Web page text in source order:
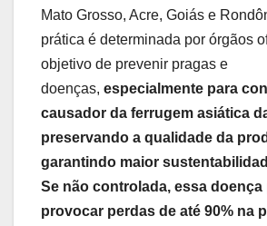
Mato Grosso, Acre, Goiás e
prática é determinada por órgãos
objetivo de prevenir pragas e
doenças, especialmente para
causador da ferrugem asiática
preservando a qualidade da
garantindo maior
Se não controlada, essa doença
provocar perdas de até 90% na